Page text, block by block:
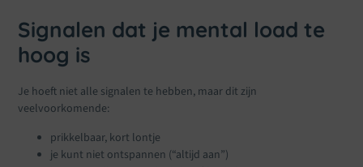
Signalen dat je mental load te
hoog is
Je hoeft niet alle signalen te hebben, maar dit zijn
veelvoorkomende:
prikkelbaar, kort lontje
je kunt niet ontspannen (“altijd aan”)